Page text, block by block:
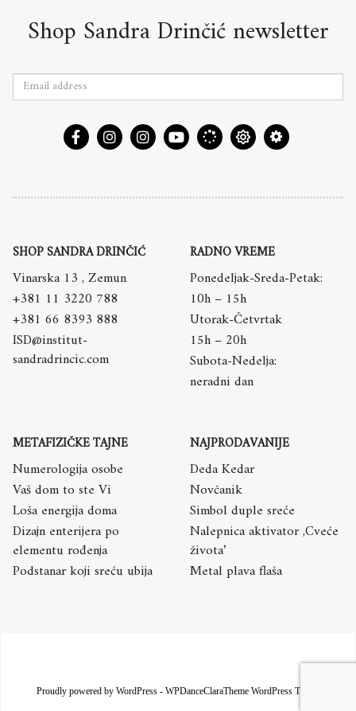
Shop Sandra Drinčić newsletter
SHOP SANDRA DRINČIĆ
Vinarska 13 , Zemun
+381 11 3220 788
+381 66 8393 888
ISD@institut-
sandradrincic.com
RADNO VREME
Ponedeljak-Sreda-Petak:
10h – 15h
Utorak-Četvrtak
15h – 20h
Subota-Nedelja:
neradni dan
METAFIZIČKE TAJNE
Numerologija osobe
Vaš dom to ste Vi
Loša energija doma
Dizajn enterijera po
elementu rođenja
Podstanar koji sreću ubija
NAJPRODAVANIJE
Deda Kedar
Novčanik
Simbol duple sreće
Nalepnica aktivator ,Cveće
života’
Metal plava flaša
Proudly powered by WordPress- WPDanceClaraTheme WordPress Theme